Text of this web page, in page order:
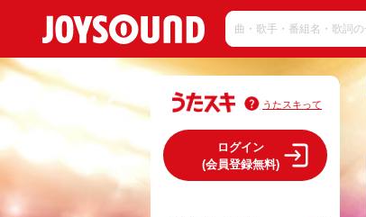
うたスキって
ログイン
(会員登録無料)